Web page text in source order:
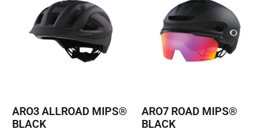
ARO3 ALLROAD MIPS®
BLACK
ARO7 ROAD MIPS®
BLACK